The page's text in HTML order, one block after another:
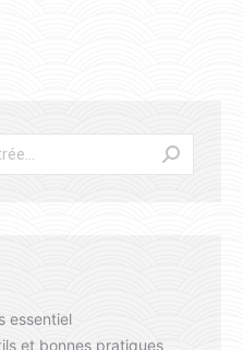
essentiel
et bonnes pratiques